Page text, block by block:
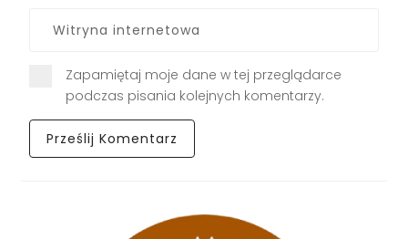
Zapamiętaj moje dane w tej przeglądarce
podczas pisania kolejnych komentarzy.